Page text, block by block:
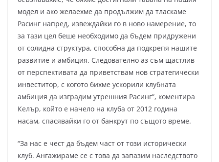
модел и ако желаехме да продължим да тласкаме
Расинг напред, извеждайки го в ново намерение, то
за тази цел беше необходимо да бъдем придружени
от солидна структура, способна да подкрепя нашите
развитие и амбиция. Следователно аз съм щастлив
от перспективата да приветствам нов стратегически
инвеститор, с когото бихме ускорили клубната
амбиция да изградим утрешния Расинг”, коментира
Келър, който е начело на клуба от 2012 година
насам, спасявайки го от банкрут по същото време.
“За нас е чест да бъдем част от този исторически
клуб. Ангажираме се с това да запазим наследството